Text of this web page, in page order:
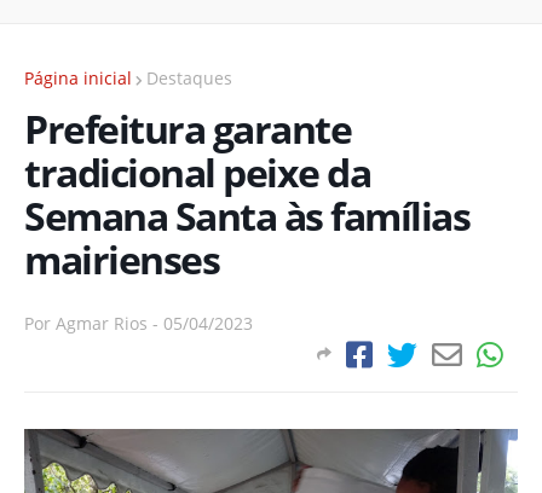
Página inicial Destaques
Prefeitura garante
tradicional peixe da
Semana Santa às famílias
mairienses
Por Agmar Rios - 05/04/2023